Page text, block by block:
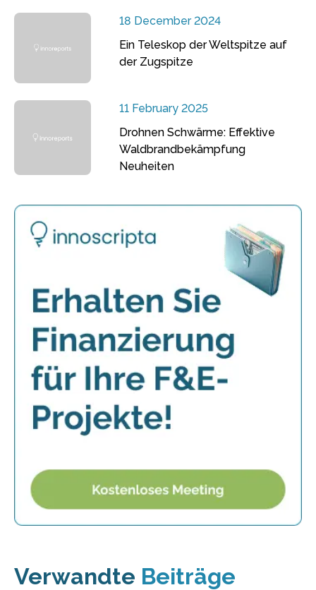
18 December 2024
Ein Teleskop der Weltspitze auf
der Zugspitze
11 February 2025
Drohnen Schwärme: Effektive
Waldbrandbekämpfung
Neuheiten
Verwandte Beiträge